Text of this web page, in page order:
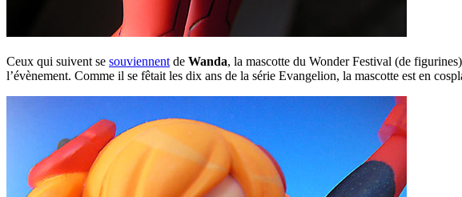
Ceux qui suivent se souviennent de Wanda, la mascotte du Wonder Festival (de
l’évènement. Comme il se fêtait les dix ans de la série Evangelion, la mascotte est en